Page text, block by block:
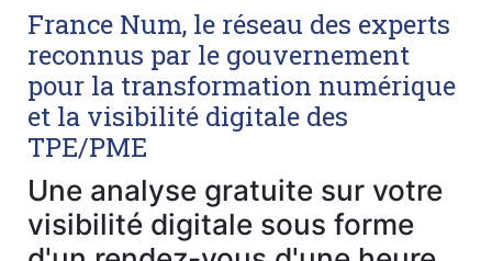
France Num, le réseau des experts
reconnus par le gouvernement
pour la transformation numérique
et la visibilité digitale des
TPE/PME
Une analyse gratuite sur votre
visibilité digitale sous forme